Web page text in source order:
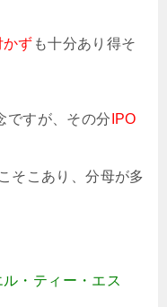
かず も十分あり得そ
ですが、その分 IPO
そこあり、分母が多
ル・ティー・エス